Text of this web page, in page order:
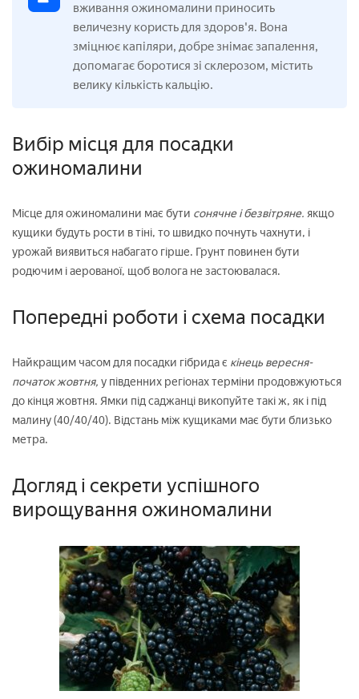
вживання ожиномалини приносить
величезну користь для здоров'я. Вона
зміцнює капіляри, добре знімає запалення,
допомагає боротися зі склерозом, містить
велику кількість кальцію.
Вибір місця для посадки
ожиномалини
Місце для ожиномалини має бути сонячне і безвітряне. якщо
кущики будуть рости в тіні, то швидко почнуть чахнути, і
урожай виявиться набагато гірше. Грунт повинен бути
родючим і аерованої, щоб волога не застоювалася.
Попередні роботи і схема посадки
Найкращим часом для посадки гібрида є кінець вересня-
початок жовтня, у південних регіонах терміни продовжуються
до кінця жовтня. Ямки під саджанці викопуйте такі ж, як і під
малину (40/40/40). Відстань між кущиками має бути близько
метра.
Догляд і секрети успішного
вирощування ожиномалини